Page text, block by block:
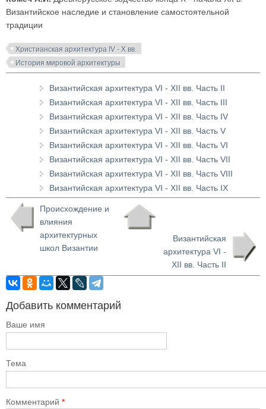
Византийское наследие и становление самостоятельной
традиции
Христианская архитектура IV - X вв.
История мировой архитектуры
Византийская архитектура VI - XII вв. Часть II
Византийская архитектура VI - XII вв. Часть III
Византийская архитектура VI - XII вв. Часть IV
Византийская архитектура VI - XII вв. Часть V
Византийская архитектура VI - XII вв. Часть VI
Византийская архитектура VI - XII вв. Часть VII
Византийская архитектура VI - XII вв. Часть VIII
Византийская архитектура VI - XII вв. Часть IX
Происхождение и
влияния
архитектурных
школ Византии
Византийская
архитектура VI -
XII вв. Часть II
Добавить комментарий
Ваше имя
Тема
Комментарий *